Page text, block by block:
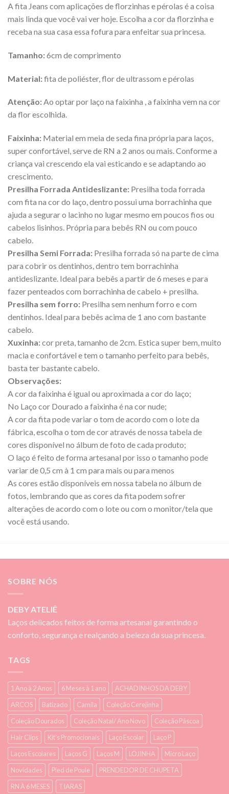
A fita Jeans com aplicações de florzinhas e pérolas é a coisa
mais linda que você vai ver hoje. Escolha a cor da florzinha e
receba na sua casa essa fofura para enfeitar sua princesa.
Tamanho:6cm de comprimento
Material:fita de poliéster, flor de ultrassom e pérolas
Atenção:Ao optar por laço na faixinha , a faixinha vem na cor
da flor escolhida.
Faixinha: Material em meia de seda fina própria para laços,
super confortável, serve de RN a 2 anos ou mais. Conforme a
criança vai crescendo ela vai esticando e se adaptando ao
crescimento.
Presilha Forrada Antideslizante: Presilha toda forrada
com fita na cor do laço, dentro possui uma borrachinha que
ajuda a segurar o lacinho no lugar mesmo em poucos fios ou
cabelos lisinhos. Própria para bebês RN ou com pouco
cabelo.
Presilha Semi Forrada: Presilha forrada só na parte de cima
para cobrir os dentinhos, dentro tem borrachinha
antideslizante. Ideal para bebês a partir de 6 meses e para
fazer penteados com borrachinha de cabelo + presilha.
Presilha sem forro: Presilha sem nenhum forro e com
dentinhos. Ideal para bebês acima de 1 ano com bastante
cabelo.
Xuxinha:cor preta, tamanho de 2cm. Estica super bem, muito
macia e confortável e tem o tamanho perfeito para bebês,
basta ter bastante cabelo.
Observações:
A cor da faixinha é igual ou aproximada a cor do laço;
No Laço cor Dourado a faixinha é na cor nude;
A cor da fita pode variar o tom de acordo com o lote da
fábrica, escolha o tom de cor através de nossa tabela de
cores disponível no álbum de foto de cada produto;
O laço é feito de forma artesanal por isso o tamanho pode
variar de 0,5 cm à 1 cm para mais ou para menos
As cores estão disponíveis em nossa tabela no álbum de
fotos, lembrando que as cores da fita podem sofrer
alterações de acordo com o lote ou com o monitor/tela que
você está usando.
SOBRE NÓS
DEBY ATELIÊ
Laços delicados feitos de forma artesanal garantindo o
conforto, segurança e realçando a beleza da sua princesa.
TAGS
1 Ano à 2 Anos 6 Meses à 1 ano
ACHADINHOS DA DEBY
ARCOS
Batizado Camila
Coleção Cerejinha
Coleção Dourados
Coleção Natal/ Ano Novo
Coleção Páscoa
Hair Clips
Kit's Promocionais Laço Escolar
Laço P
Laços Escolares
Laços G Laços M LOJINHA
Micro Laço
Novidades
Pied de Poule
PRENDEDOR DE CHUPETA
RN À 6 MESES
TIARAS